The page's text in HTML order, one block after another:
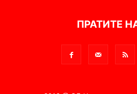
ПРАТИТЕ